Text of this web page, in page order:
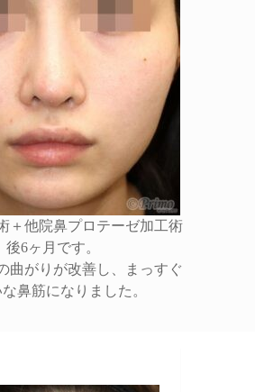
＋他院鼻プロテーゼ加工術
後6ヶ月です。
曲がりが改善し、まっすぐ
鼻筋になりました。